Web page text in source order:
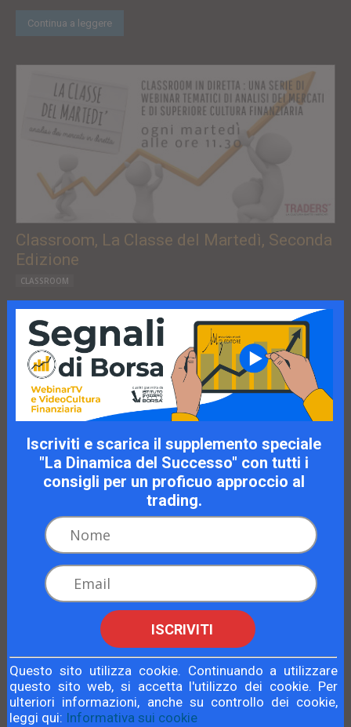
Continua a leggere
Classroom, La Classe del Martedì, Seconda
Edizione
CLASSROOM
23 luglio ore 11:30
Continua a leggere
Classroom, La Classe del Martedì, Seconda
Edizione
Continua a leggere
Iscriviti e scarica il supplemento speciale
"La Dinamica del Successo" con tutti i
consigli per un proficuo approccio al
trading.
ISCRIVITI
Questo sito utilizza cookie. Continuando a utilizzare
questo sito web, si accetta l'utilizzo dei cookie. Per
ulteriori informazioni, anche su controllo dei cookie,
leggi qui: Informativa sui cookie